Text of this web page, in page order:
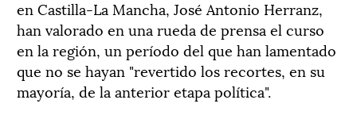
en Castilla-La Mancha, José Antonio Herranz,
han valorado en una rueda de prensa el curso
en la región, un período del que han lamentado
que no se hayan "revertido los recortes, en su
mayoría, de la anterior etapa política".